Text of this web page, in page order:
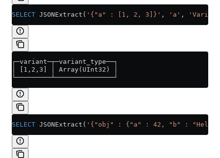
SELECT JSONExtract( '{"a" : [1, 2, 3]}' , 'a' ,
┌─variant─┬─variant_type──┐
│ [1,2,3] │ Array(UInt32) │
└─────────┴───────────────┘
SELECT JSONExtract( '{"obj" : {"a" : 42, "b" :